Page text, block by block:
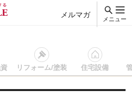
メルマガ
メニュー
リフォーム/塗装 住宅設備
/保険 記事を読む 土地の相続は